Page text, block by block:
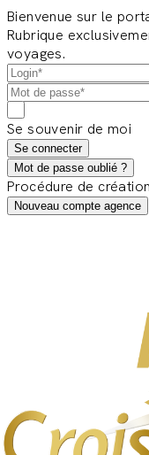
Bienvenue sur le
Rubrique
voyages.
Se souvenir de moi
Se connecter
Mot de passe oublié ?
Procédure de
Nouveau compte agence